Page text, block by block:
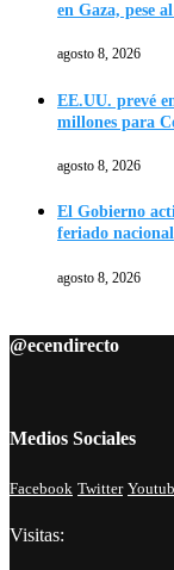
en Gaza, pese
agosto 8, 2026
EE.UU. prevé
millones para
agosto 8, 2026
El Gobierno
feriado nacional
agosto 8, 2026
@ecendirecto
Medios Sociales
Facebook Twitter
Visitas: